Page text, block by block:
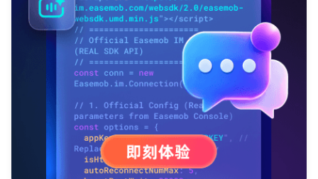
我已阅读并同意通讯云服务条款 通讯云隐私政策
不了，谢谢